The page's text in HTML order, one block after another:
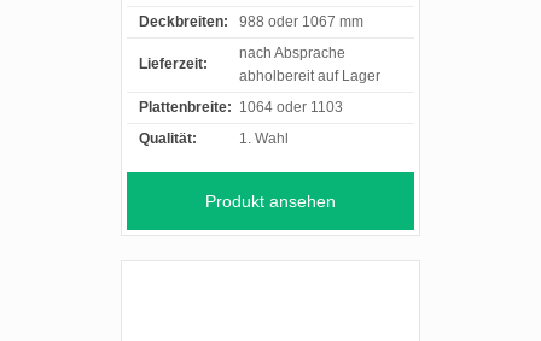
Deckbreiten: 988 oder 1067 mm
Lieferzeit:
nach Absprache
abholbereit auf Lager
Plattenbreite: 1064 oder 1103
Qualität:
1. Wahl
Produkt ansehen